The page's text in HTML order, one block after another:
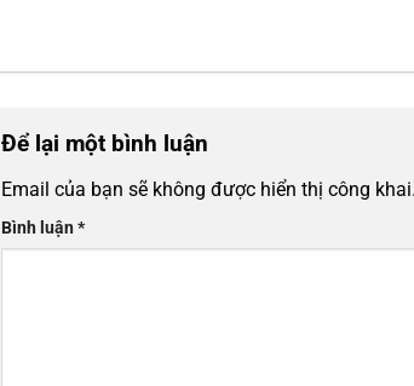
Để lại một bình luận
Email của bạn sẽ không được hiển thị công khai.
Bình luận*